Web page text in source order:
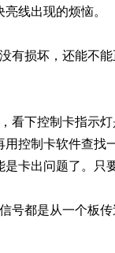
线出现的烦恼。
有损坏，还能不
看下控制卡指示
控制卡软件查
卡出问题了。
号都是从一个板